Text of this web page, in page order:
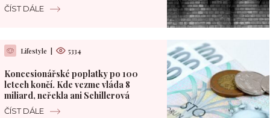
ČÍST DÁLE
Lifestyle 5334
Koncesionářské poplatky po 100
letech končí. Kde vezme vláda 8
miliard, neřekla ani Schillerová
ČÍST DÁLE